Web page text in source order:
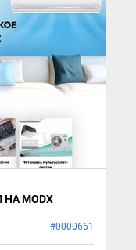
MODX
#0000661